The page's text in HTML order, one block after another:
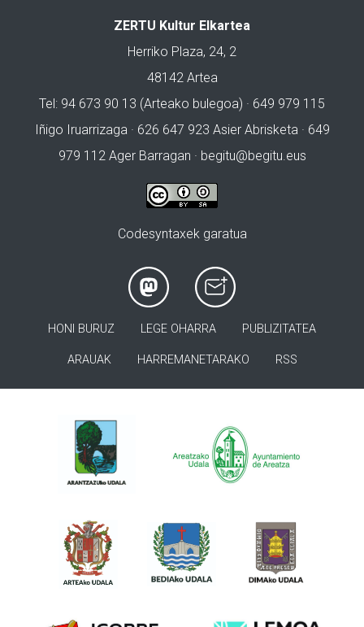
ZERTU Kultur Elkartea
Herriko Plaza, 24, 2
48142 Artea
Tel: 94 673 90 13 (Arteako bulegoa) · 649 979 115
Iñigo Iruarrizaga · 626 647 923 Asier Abrisketa · 649
979 112 Ager Barragan · begitu@begitu.eus
Codesyntaxek garatua
HONI BURUZ LEGE OHARRA PUBLIZITATEA
ARAUAK HARREMANETARAKO RSS